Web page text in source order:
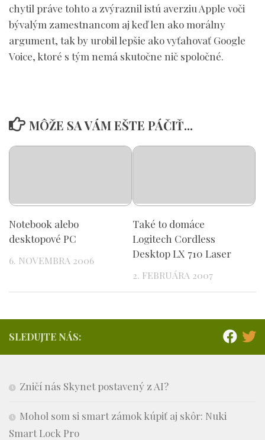
chytil práve tohto a zvýraznil istú averziu Apple voči
bývalým zamestnancom aj keď len ako morálny
argument, tak by urobil lepšie ako vyťahovať Google
Voice, ktoré s tým nemá skutočne nič spoločné.
MÔŽE SA VÁM EŠTE PÁČIŤ...
Notebook alebo
desktopové PC
6. NOVEMBRA 2006
Také to domáce
Logitech Cordless
Desktop LX 710 Laser
2. FEBRUÁRA 2007
SLEDUJTE NÁS:
Zničí nás Skynet postavený z AI?
Mohol som si smart zámok kúpiť aj skôr: Nuki
Smart Lock Pro